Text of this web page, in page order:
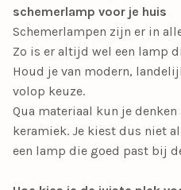
schemerlamp voor je huis
Schemerlampen zijn er in
Zo is er altijd wel een lamp
Houd je van modern,
volop keuze.
Qua materiaal kun je
keramiek. Je kiest dus niet
een lamp die goed past bij